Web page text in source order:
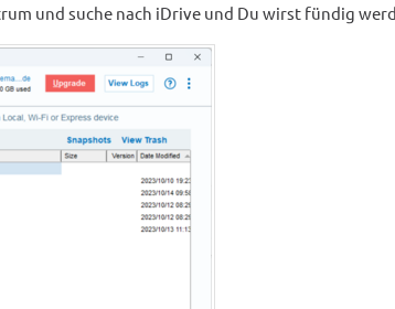
und suche nach iDrive und Du wirst fündig